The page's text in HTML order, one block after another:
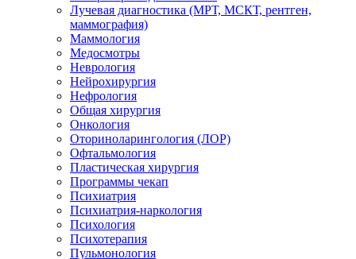
Лучевая диагностика (МРТ, МСКТ, рентген,
маммография)
Маммология
Медосмотры
Неврология
Нейрохирургия
Нефрология
Общая хирургия
Онкология
Оториноларингология (ЛОР)
Офтальмология
Пластическая хирургия
Программы чекап
Психиатрия
Психиатрия-наркология
Психология
Психотерапия
Пульмонология